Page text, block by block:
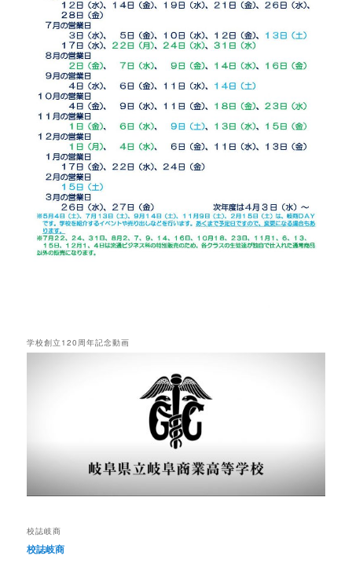
学校創立120周年記念動画
校誌岐商
校誌岐商